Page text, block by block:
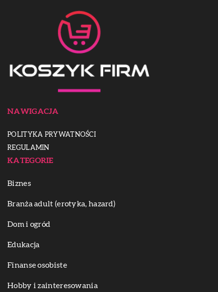
NAWIGACJA
POLITYKA PRYWATNOŚCI
REGULAMIN
KATEGORIE
Biznes
Branża adult (erotyka, hazard)
Dom i ogród
Edukacja
Finanse osobiste
Hobby i zainteresowania